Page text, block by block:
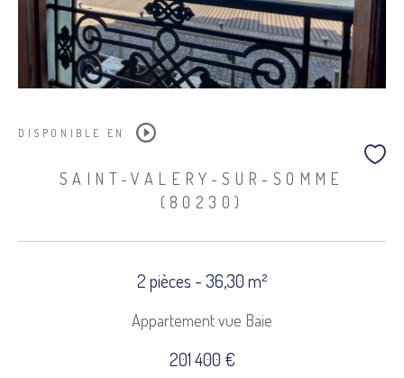
DISPONIBLE EN
SAINT-VALERY-SUR-SOMME
(80230)
2 pièces - 36,30 m²
Appartement vue Baie
201 400 €